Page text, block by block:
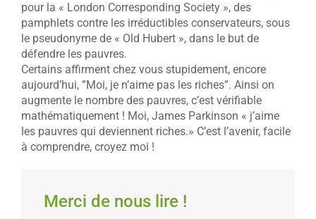
pour la « London Corresponding Society », des
pamphlets contre les irréductibles conservateurs, sous
le pseudonyme de « Old Hubert », dans le but de
défendre les pauvres.
Certains affirment chez vous stupidement, encore
aujourd’hui, ”Moi, je n’aime pas les riches”. Ainsi on
augmente le nombre des pauvres, c’est vérifiable
mathématiquement ! Moi, James Parkinson « j’aime
les pauvres qui deviennent riches.» C’est l’avenir, facile
à comprendre, croyez moi !
Merci de nous lire !